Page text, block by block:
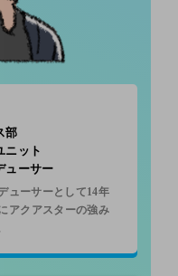
部
ニット
ューサー
ューサーとして14年
アクアスターの強み